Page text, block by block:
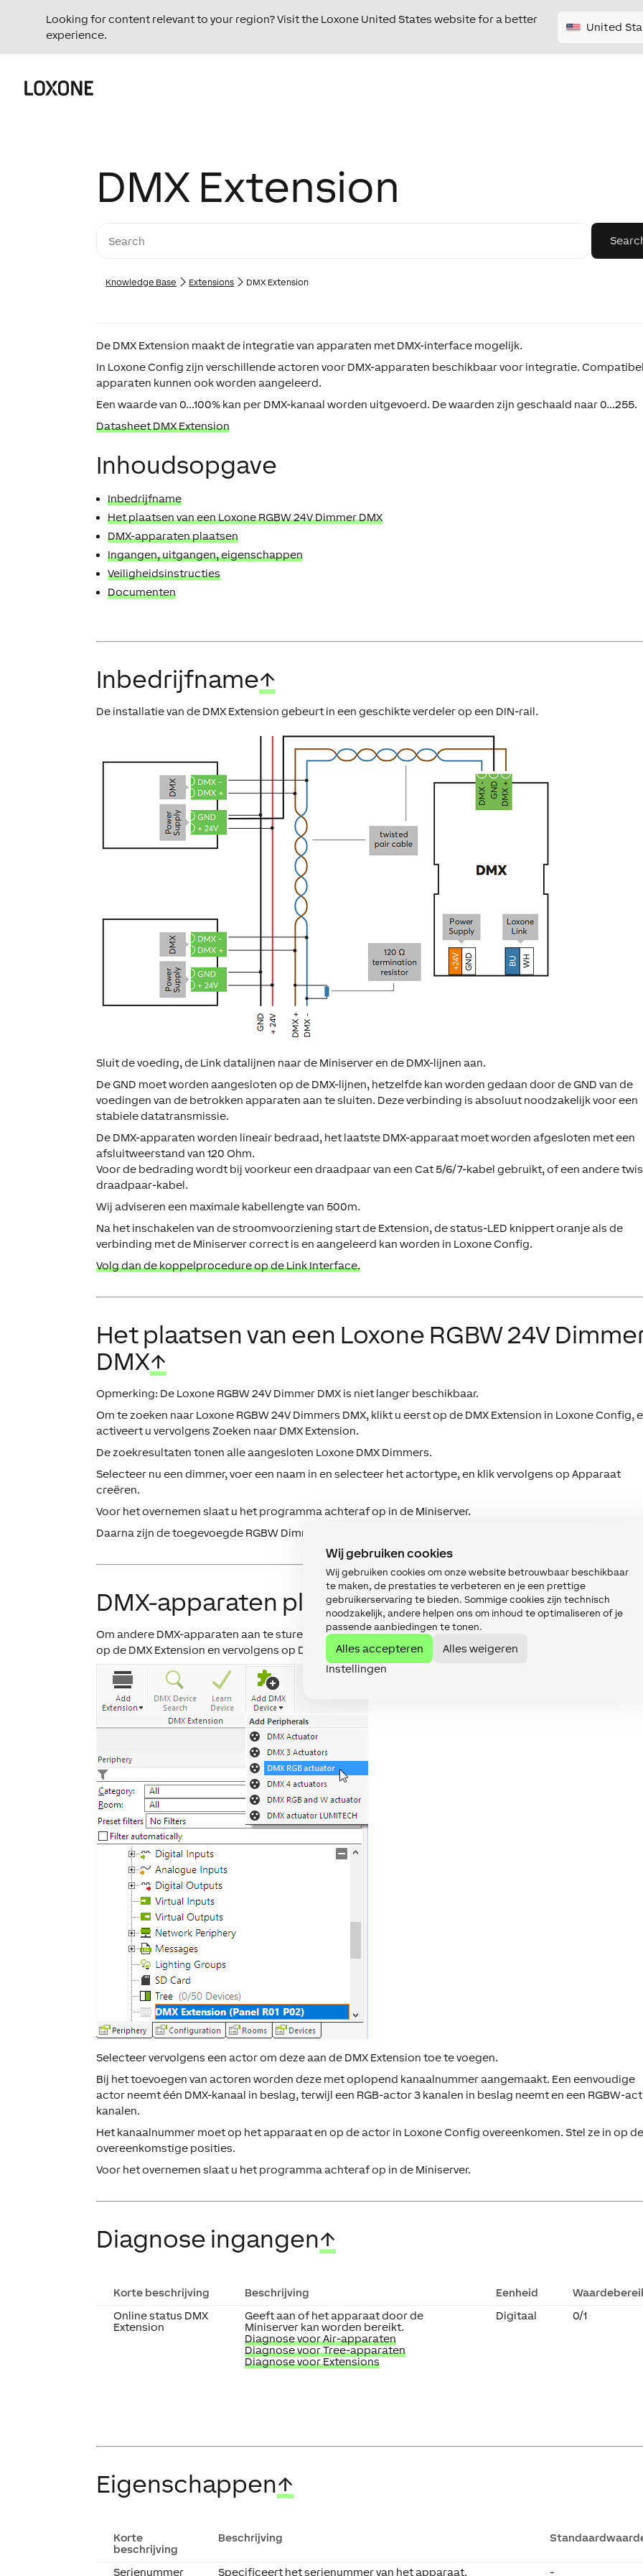
Wij gebruiken cookies
Wij gebruiken cookies om onze website betrouwbaar beschikbaar
te maken, de prestaties te verbeteren en je een prettige
gebruikerservaring te bieden. Sommige cookies zijn technisch
noodzakelijk, andere helpen ons om inhoud te optimaliseren of je
passende aanbiedingen te tonen.
Alles accepteren
Alles weigeren
Instellingen
Looking for content relevant to your region? Visit the Loxone United States website for a better
experience.
United
DMX Extension
Knowledge Base Extensions DMX Extension
De DMX Extension maakt de integratie van apparaten met DMX-interface mogelijk.
In Loxone Config zijn verschillende actoren voor DMX-apparaten beschikbaar voor integratie.
apparaten kunnen ook worden aangeleerd.
Een waarde van 0...100% kan per DMX-kanaal worden uitgevoerd. De waarden zijn geschaald naar 0...255.
Datasheet DMX Extension
Inhoudsopgave
Inbedrijfname
Het plaatsen van een Loxone RGBW 24V Dimmer DMX
DMX-apparaten plaatsen
Ingangen, uitgangen, eigenschappen
Veiligheidsinstructies
Documenten
Inbedrijfname↑
De installatie van de DMX Extension gebeurt in een geschikte verdeler op een DIN-rail.
Sluit de voeding, de Link datalijnen naar de Miniserver en de DMX-lijnen aan.
De GND moet worden aangesloten op de DMX-lijnen, hetzelfde kan worden gedaan door de GND van de
voedingen van de betrokken apparaten aan te sluiten. Deze verbinding is absoluut noodzakelijk voor een
stabiele datatransmissie.
De DMX-apparaten worden lineair bedraad, het laatste DMX-apparaat moet worden afgesloten met een
afsluitweerstand van 120 Ohm.
Voor de bedrading wordt bij voorkeur een draadpaar van een Cat 5/6/7-kabel gebruikt, of een andere
draadpaar-kabel.
Wij adviseren een maximale kabellengte van 500m.
Na het inschakelen van de stroomvoorziening start de Extension, de status-LED knippert oranje als de
verbinding met de Miniserver correct is en aangeleerd kan worden in Loxone Config.
Volg dan de koppelprocedure op de Link Interface.
Het plaatsen van een Loxone RGBW 24V
DMX↑
Opmerking: De Loxone RGBW 24V Dimmer DMX is niet langer beschikbaar.
Om te zoeken naar Loxone RGBW 24V Dimmers DMX, klikt u eerst op de DMX Extension in Loxone Config,
activeert u vervolgensZoeken naar DMX Extension.
De zoekresultaten tonen alle aangesloten Loxone DMX Dimmers.
Selecteer nu een dimmer, voer een naam in en selecteer het actortype, en klik vervolgens opApparaat
creëren.
Voor het overnemen slaat u het programma achteraf op in de Miniserver.
Daarna zijn de toegevoegde RGBW Dimmers klaar voor gebruik en beschikbaar in Loxone Config.
DMX-apparaten plaatsen↑
Om andere DMX-apparaten aan te sturen, moeten er actoren worden geplaatst. Om dit te doen, klikt u
op de DMX Extension en vervolgens op DMX apparaten invoegen:
Selecteer vervolgens een actor om deze aan de DMX Extension toe te voegen.
Bij het toevoegen van actoren worden deze met oplopend kanaalnummer aangemaakt. Een eenvoudige
actor neemt één DMX-kanaal in beslag, terwijl een RGB-actor 3 kanalen in beslag neemt en een RGBW-
kanalen.
Het kanaalnummer moet op het apparaat en op de actor in Loxone Config overeenkomen. Stel ze in op
overeenkomstige posities.
Voor het overnemen slaat u het programma achteraf op in de Miniserver.
Diagnose ingangen↑
Korte beschrijving Beschrijving Eenheid
Online status DMX
Extension
Geeft aan of het apparaat door de
Miniserver kan worden bereikt.
Diagnose voor Air-apparaten
Diagnose voor Tree-apparaten
Diagnose voor Extensions
Digitaal 0/1
Eigenschappen↑
Korte
beschrijving
Beschrijving
Serienummer Specificeert het serienummer van het apparaat. -